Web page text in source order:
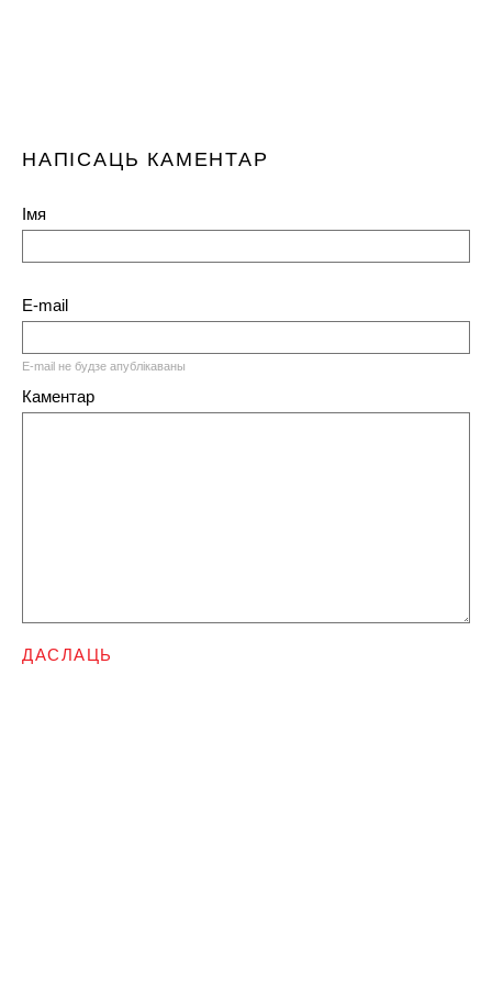
НАПІСАЦЬ КАМЕНТАР
Імя
E-mail
E-mail не будзе апублікаваны
Каментар
ДАСЛАЦЬ